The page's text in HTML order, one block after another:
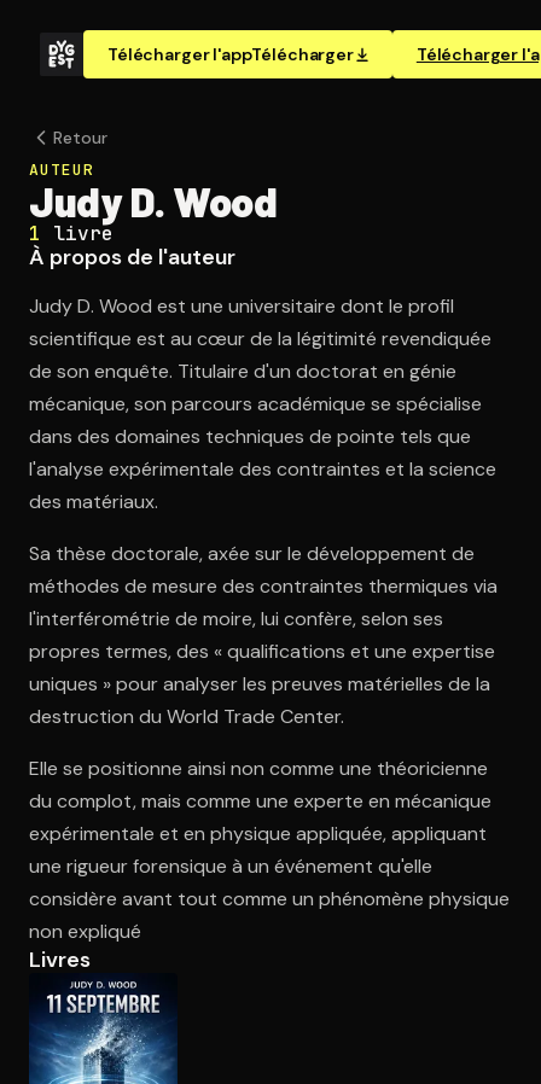
Télécharger l'appTélécharger Télécharger
Ouvre l'app Appareil photo, pointe sur le code. C'est gratuit à
Retour
AUTEUR
Judy D. Wood
1 livre
À propos de l'auteur
Judy D. Wood est une universitaire dont le profil
scientifique est au cœur de la légitimité revendiquée
de son enquête. Titulaire d'un doctorat en génie
mécanique, son parcours académique se spécialise
dans des domaines techniques de pointe tels que
l'analyse expérimentale des contraintes et la science
des matériaux.
Sa thèse doctorale, axée sur le développement de
méthodes de mesure des contraintes thermiques via
l'interférométrie de moire, lui confère, selon ses
propres termes, des « qualifications et une expertise
uniques » pour analyser les preuves matérielles de la
destruction du World Trade Center.
Elle se positionne ainsi non comme une théoricienne
du complot, mais comme une experte en mécanique
expérimentale et en physique appliquée, appliquant
une rigueur forensique à un événement qu'elle
considère avant tout comme un phénomène physique
non expliqué
Livres